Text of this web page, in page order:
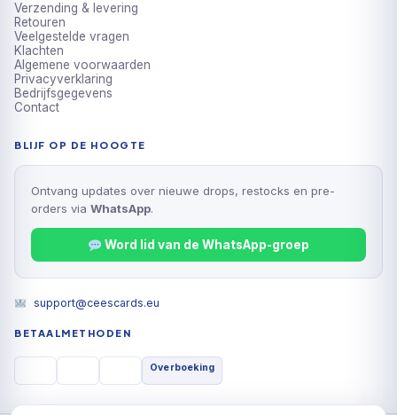
Verzending & levering
Retouren
Veelgestelde vragen
Klachten
Algemene voorwaarden
Privacyverklaring
Bedrijfsgegevens
Contact
BLIJF OP DE HOOGTE
Ontvang updates over nieuwe drops, restocks en pre-
orders via WhatsApp.
Word lid van de WhatsApp-groep
support@ceescards.eu
BETAALMETHODEN
Overboeking